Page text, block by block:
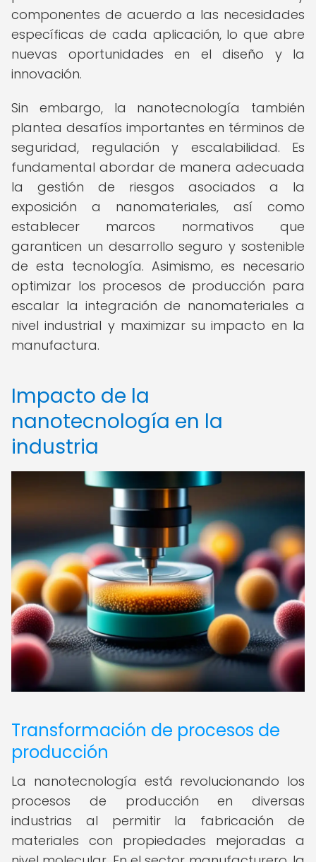
componentes de acuerdo a las necesidades
específicas de cada aplicación, lo que abre
nuevas oportunidades en el diseño y la
innovación.
Sin embargo, la nanotecnología también
plantea desafíos importantes en términos de
seguridad, regulación y escalabilidad. Es
fundamental abordar de manera adecuada
la gestión de riesgos asociados a la
exposición a nanomateriales, así como
establecer marcos normativos que
garanticen un desarrollo seguro y sostenible
de esta tecnología. Asimismo, es necesario
optimizar los procesos de producción para
escalar la integración de nanomateriales a
nivel industrial y maximizar su impacto en la
manufactura.
Impacto de la
nanotecnología en la
industria
Transformación de procesos de
producción
La nanotecnología está revolucionando los
procesos de producción en diversas
industrias al permitir la fabricación de
materiales con propiedades mejoradas a